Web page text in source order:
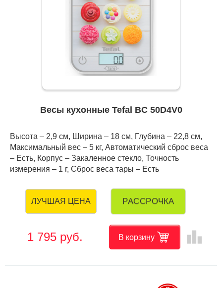
Весы кухонные Tefal BC 50D4V0
Высота – 2,9 см, Ширина – 18 см, Глубина – 22,8 см,
Максимальный вес – 5 кг, Автоматический сброс веса
– Есть, Корпус – Закаленное стекло, Точность
измерения – 1 г, Сброс веса тары – Есть
ЛУЧШАЯ ЦЕНА РАССРОЧКА
1 795 руб. В корзину leaderboard